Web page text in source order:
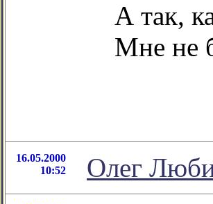
А так,
Мне не
16.05.2000
10:52
Олег